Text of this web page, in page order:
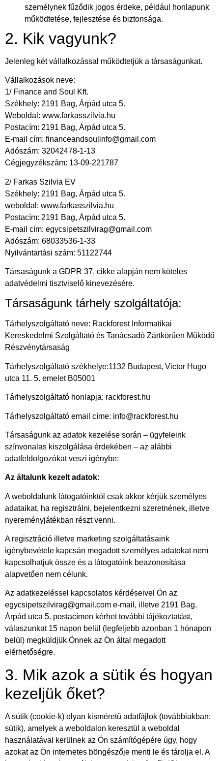
személynek fűződik jogos érdeke, például honlapunk
működtetése, fejlesztése és biztonsága.
2. Kik vagyunk?
Jelenleg két vállalkozással működtetjük a társaságunkat.
Vállalkozások neve:
1/ Finance and Soul Kft.
Székhely: 2191 Bag, Árpád utca 5.
Weboldal: www.farkasszilvia.hu
Postacím: 2191 Bag, Árpád utca 5.
E-mail cím: financeandsoulinfo@gmail.com
Adószám: 32042478-1-13
Cégjegyzékszám: 13-09-221787
2/ Farkas Szilvia EV
Székhely: 2191 Bag, Árpád utca 5.
weboldal: www.farkasszilvia.hu
Postacím: 2191 Bag, Árpád utca 5.
E-mail cím: egycsipetszilvirag@gmail.com
Adószám: 68033536-1-33
Nyilvántartási szám: 51122744
Társaságunk a GDPR 37. cikke alapján nem köteles
adatvédelmi tisztviselő kinevezésére.
Társaságunk tárhely szolgáltatója:
Tárhelyszolgáltató neve: Rackforest Informatikai
Kereskedelmi Szolgáltató és Tanácsadó Zártkörűen Működő
Részvénytársaság
Tárhelyszolgáltató székhelye:1132 Budapest, Victor Hugo
utca 11. 5. emelet B05001
Tárhelyszolgáltató honlapja: rackforest.hu
Tárhelyszolgáltató email címe: info@rackforest.hu
Társaságunk az adatok kezelése során – ügyfeleink
színvonalas kiszolgálása érdekében – az alábbi
adatfeldolgozókat veszi igénybe:
Az általunk kezelt adatok:
A weboldalunk látogatóinktól csak akkor kérjük személyes
adataikat, ha regisztrálni, bejelentkezni szeretnének, illetve
nyereményjátékban részt venni.
A regisztráció illetve marketing szolgáltatásaink
igénybevétele kapcsán megadott személyes adatokat nem
kapcsolhatjuk össze és a látogatóink beazonosítása
alapvetően nem célunk.
Az adatkezeléssel kapcsolatos kérdéseivel Ön az
egycsipetszilvirag@gmail.com e-mail, illetve 2191 Bag,
Árpád utca 5. postacímen kérhet további tájékoztatást,
válaszunkat 15 napon belül (legfeljebb azonban 1 hónapon
belül) megküldjük Önnek az Ön által megadott
elérhetőségre.
3. Mik azok a sütik és hogyan
kezeljük őket?
A sütik (cookie-k) olyan kisméretű adatfájlok (továbbiakban:
sütik), amelyek a weboldalon keresztül a weboldal
használatával kerülnek az Ön számítógépére úgy, hogy
azokat az Ön internetes böngészője menti le és tárolja el. A